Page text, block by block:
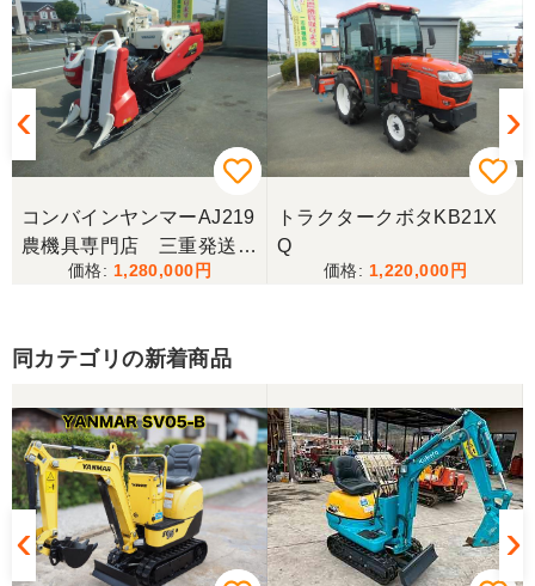
岐阜県／
完璧に整備されており、対応も親切で丁寧。配送ま
で自社で対応してくださり本当にありがとうござい
ました。次回もこちらで購入させて頂きます。
今回もしっかり整備整備をしてくださり安心です大
事に長く使わせていただきますありがとうございま
す
岐阜県／田畑
ただきましたありがとうございます
岐阜県／長池松広
この度は、コンバイン購入に際しまして、納品日に
際しては、ご配慮頂き誠にありがとうございまし
た。本当に助かりました。
コンバインヤンマーAJ219
農機具専門店 三重発送整
備済み
1,280,000
トラクタークボタKB21X
Q
1,220,000
同カテゴリの新着商品